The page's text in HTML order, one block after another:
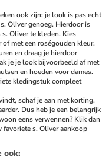
ook zijn; je look is pas echt
Oliver genoeg. Hierdoor is
Oliver te kleden. Kies
of met een roségouden kleur.
en draag je hierdoor
je je look bijvoorbeeld af met
en hoeden voor dames.
kledingstuk compleet
schaf je aan met korting.
Dus heb je een belangrijk
eens verwennen? Klik dan
s. Oliver aankoop
ook: